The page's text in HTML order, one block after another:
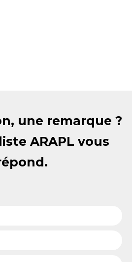
une remarque ?
ARAPL vous